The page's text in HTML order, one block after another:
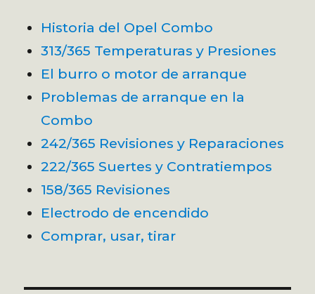
Historia del Opel Combo
313/365 Temperaturas y Presiones
El burro o motor de arranque
Problemas de arranque en la
Combo
242/365 Revisiones y Reparaciones
222/365 Suertes y Contratiempos
158/365 Revisiones
Electrodo de encendido
Comprar, usar, tirar